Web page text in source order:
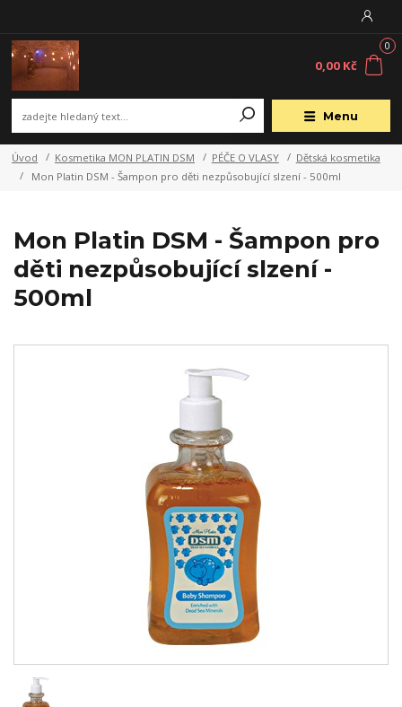
Menu
0
0,00 Kč
Úvod Kosmetika MON PLATIN DSM PÉČE O VLASY
Dětská kosmetika
Mon Platin DSM - Šampon pro děti nezpůsobující slzení - 500ml
Mon Platin DSM - Šampon pro
děti nezpůsobující slzení -
500ml